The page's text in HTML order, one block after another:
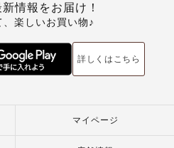
情報をお届け！
楽しいお買い物♪
詳しくはこちら
マイページ